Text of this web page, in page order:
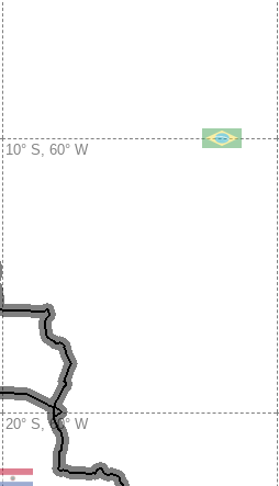
10° S, 60° W
20° S, 60° W